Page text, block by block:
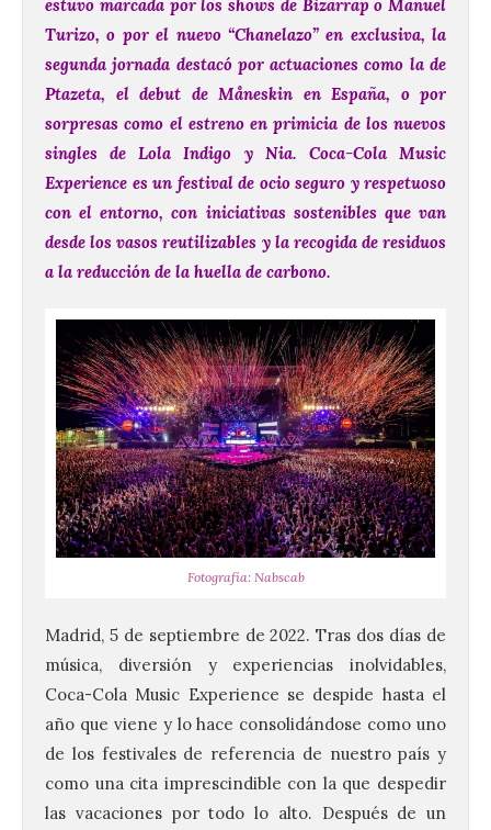
estuvo marcada por los shows de Bizarrap o Manuel
Turizo, o por el nuevo “Chanelazo” en exclusiva, la
segunda jornada destacó por actuaciones como la de
Ptazeta, el debut de Måneskin en España, o por
sorpresas como el estreno en primicia de los nuevos
singles de Lola Indigo y Nia. Coca-Cola Music
Experience es un festival de ocio seguro y respetuoso
con el entorno, con iniciativas sostenibles que van
desde los vasos reutilizables y la recogida de residuos
a la reducción de la huella de carbono.
Fotografía: Nabscab
Madrid, 5 de septiembre de 2022. Tras dos días de
música, diversión y experiencias inolvidables,
Coca-Cola Music Experience se despide hasta el
año que viene y lo hace consolidándose como uno
de los festivales de referencia de nuestro país y
como una cita imprescindible con la que despedir
las vacaciones por todo lo alto. Después de un